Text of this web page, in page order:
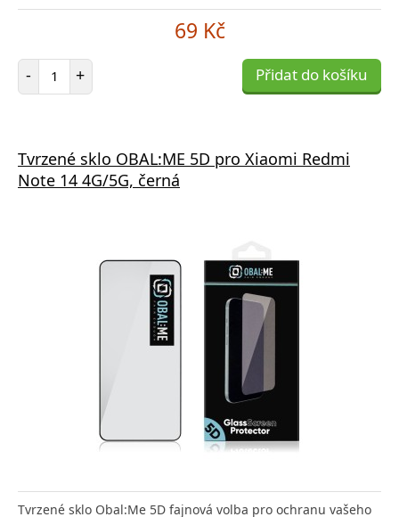
69 Kč
- Počet položek
+ Přidat do košíku
Tvrzené sklo OBAL:ME 5D pro Xiaomi Redmi
Note 14 4G/5G, černá
Tvrzené sklo Obal:Me 5D fajnová volba pro ochranu vašeho